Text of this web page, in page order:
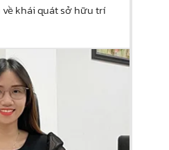
khái quát sở hữu trí